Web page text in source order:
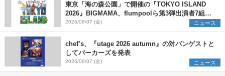
東京「海の森公園」で開催の『TOKYO ISLAND
2026』BIGMAMA、flumpoolら第3弾出演者7組を
発表 ワークショップ・アート出展者を募集
2026/08/07 (金) ニュース
chef’s、『utage 2026 autumn』の対バンゲストと
してパーカーズを発表
2026/08/07 (金) ニュース